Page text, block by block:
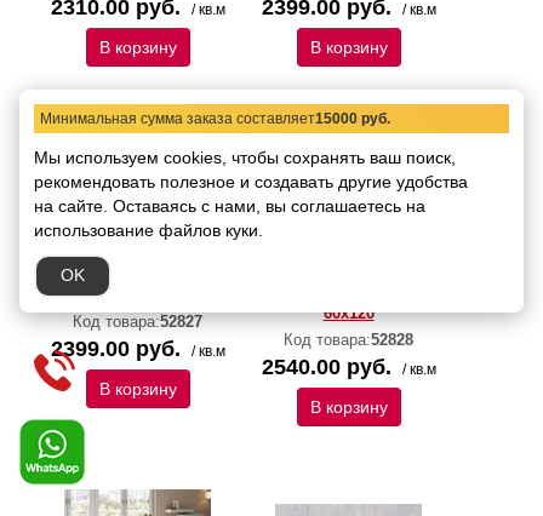
2310.00 руб. / кв.м
В корзину
2399.00 руб. / кв.м
В корзину
Керамогранит Italica
Bosavi Polished 60х120
Код товара:52827
2399.00 руб. / кв.м
В корзину
60х120
Код товара:52828
2540.00 руб. / кв.м
В корзину
Минимальная сумма заказа составляет15000 руб.
Мы используем cookies, чтобы сохранять ваш поиск,
рекомендовать полезное и создавать другие удобства
на сайте. Оставаясь с нами, вы соглашаетесь на
использование файлов куки.
OK